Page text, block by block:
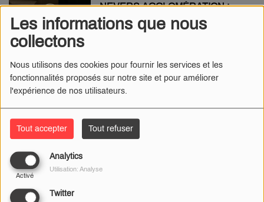
Les informations que nous
collectons
Nous utilisons des cookies pour fournir les services et les
fonctionnalités proposés sur notre site et pour améliorer
l'expérience de nos utilisateurs.
Tout accepter Tout refuser
Analytics
Activé
Utilisation: Analyse
Twitter
NEVERS AGGLOMÉRATION :
ALERTE AUX FAUSSES VISITES
À DOMICILE
500ÈME ÉDITION DES FOIRES
D’ORVAL ! QUEL EST LE
« SUSPEND SA DÉCISION » DE